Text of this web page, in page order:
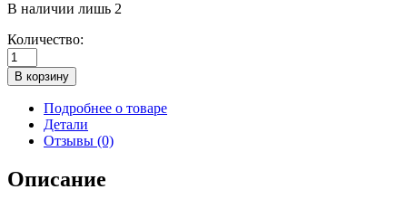
В наличии лишь 2
Количество:
Количество
товара
BrowXenna
Ботокс
бровей
ресниц
Botox-
В корзину
Подробнее о товаре
Детали
Отзывы (0)
Описание